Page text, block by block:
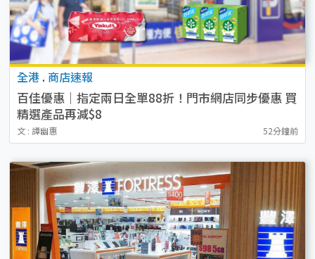
全港 . 商店速報
百佳優惠｜指定兩日全單88折！門市網店同步優惠 買
精選產品再減$8
文 : 譚幽惠 52分鐘前